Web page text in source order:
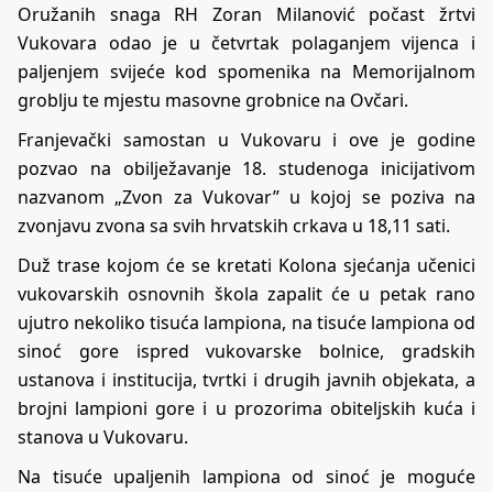
Oružanih snaga RH Zoran Milanović počast žrtvi
Vukovara odao je u četvrtak polaganjem vijenca i
paljenjem svijeće kod spomenika na Memorijalnom
groblju te mjestu masovne grobnice na Ovčari.
Franjevački samostan u Vukovaru i ove je godine
pozvao na obilježavanje 18. studenoga inicijativom
nazvanom „Zvon za Vukovar” u kojoj se poziva na
zvonjavu zvona sa svih hrvatskih crkava u 18,11 sati.
Duž trase kojom će se kretati Kolona sjećanja učenici
vukovarskih osnovnih škola zapalit će u petak rano
ujutro nekoliko tisuća lampiona, na tisuće lampiona od
sinoć gore ispred vukovarske bolnice, gradskih
ustanova i institucija, tvrtki i drugih javnih objekata, a
brojni lampioni gore i u prozorima obiteljskih kuća i
stanova u Vukovaru.
Na tisuće upaljenih lampiona od sinoć je moguće